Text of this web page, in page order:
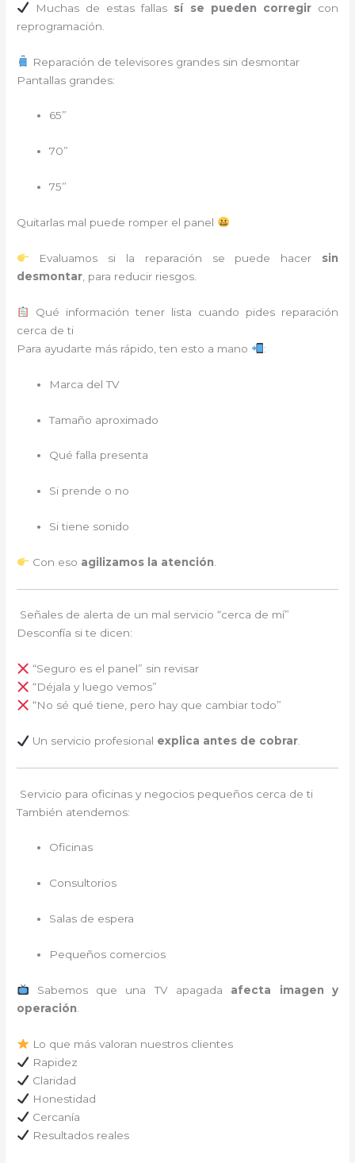
Muchas de estas fallas sí se pueden corregircon
reprogramación.
Reparación de televisores grandes sin desmontar
Pantallas grandes:
65”
70”
75”
Quitarlas mal puede romper el panel
Evaluamos si la reparación se puede hacer sin
desmontar , para reducir riesgos.
Qué información tener lista cuando pides reparación
cerca de ti
Para ayudarte más rápido, ten esto a mano
:
Marca del TV
Tamaño aproximado
Qué falla presenta
Si prende o no
Si tiene sonido
Con eso agilizamos la atención
Señales de alerta de un mal servicio “cerca de mí”
Desconfía si te dicen:
“Seguro es el panel” sin revisar
“Déjala y luego vemos”
“No sé qué tiene, pero hay que cambiar todo”
Un servicio profesional explica antes de cobrar.
Servicio para oficinas y negocios pequeños cerca de ti
También atendemos:
Oficinas
Consultorios
Salas de espera
Pequeños comercios
Sabemos que una TV apagada afecta imagen y
operación
Lo que más valoran nuestros clientes
Rapidez
Claridad
Honestidad
Cercanía
Resultados reales